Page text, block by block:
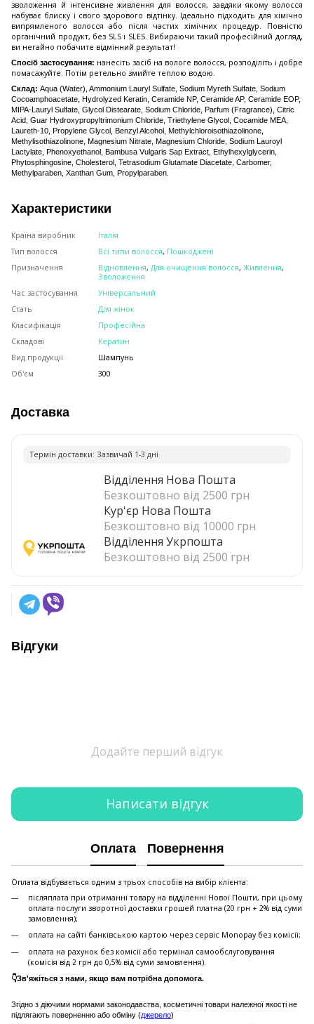
зволоження й інтенсивне живлення для волосся, завдяки якому волосся
набуває блиску і свого здорового відтінку. Ідеально підходить для хімічно
випрямленого волосся або після частих хімічних процедур. Повністю
органічний продукт, без SLS і SLES. Вибираючи такий професійний догляд,
ви негайно побачите відмінний результат!
Спосіб застосування: нанесіть засіб на вологе волосся, розподіліть і добре
помасажуйте. Потім ретельно змийте теплою водою.
Склад: Aqua (Water), Ammonium Lauryl Sulfate, Sodium Myreth Sulfate, Sodium
Cocoamphoacetate, Hydrolyzed Keratin, Ceramide NP, Ceramide AP, Ceramide EOP,
MIPA-Lauryl Sulfate, Glycol Distearate, Sodium Chloride, Parfum (Fragrance), Citric
Acid, Guar Hydroxypropyltrimonium Chloride, Triethylene Glycol, Cocamide MEA,
Laureth-10, Propylene Glycol, Benzyl Alcohol, Methylchloroisothiazolinone,
Methylisothiazolinone, Magnesium Nitrate, Magnesium Chloride, Sodium Lauroyl
Lactylate, Phenoxyethanol, Bambusa Vulgaris Sap Extract, Ethylhexylglycerin,
Phytosphingosine, Cholesterol, Tetrasodium Glutamate Diacetate, Carbomer,
Methylparaben, Xanthan Gum, Propylparaben.
Характеристики
Країна виробник
Італія
Тип волосся
Всі типи волосся, Пошкоджені
Призначення
Відновлення, Для очищення волосся, Живлення,
Зволоження
Час застосування
Універсальний
Стать
Для жінок
Класифікація
Професійна
Складові
Кератин
Вид продукції
Шампунь
Об'єм
300
Доставка
Термiн доставки: Зазвичай 1-3 днi
Відділення Нова Пошта
Безкоштовно від 2500 грн
Кур'єр Нова Пошта
Безкоштовно від 10000 грн
Відділення Укрпошта
Безкоштовно від 2500 грн
Відгуки
Додайте перший відгук
Написати відгук
Оплата Повернення
Оплата відбувається одним з трьох способів на вибір клієнта:
післяплата при отриманні товару на відділенні Нової Пошти, при цьому
оплата послуги зворотної доставки грошей платна (20 грн + 2% від суми
замовлення);
оплата на сайті банківською картою через сервіс Monopay без комісії;
оплата на рахунок без комісії або термінал самообслуговування
(комісія від 2 грн до 0,5% від суми замовлення).
👇Зв'яжіться з нами, якщо вам потрібна допомога.
Згідно з діючими нормами законодавства, косметичні товари належної якості не
підлягають поверненню або обміну (джерело)